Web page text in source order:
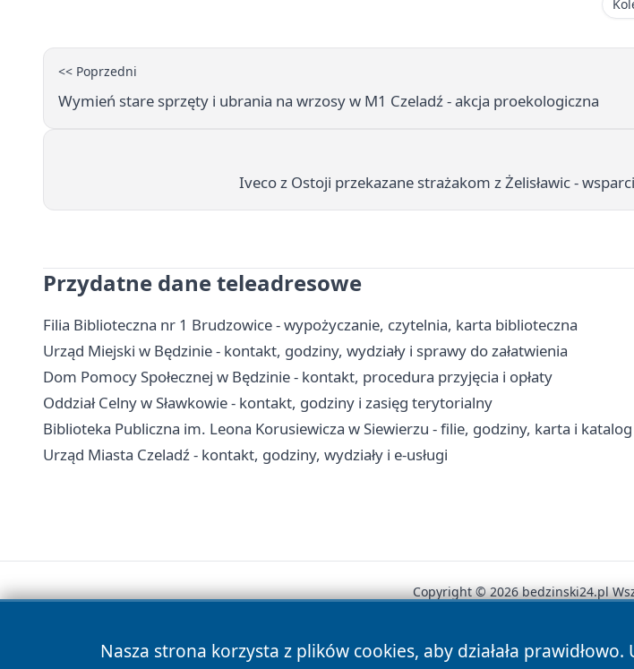
<< Poprzedni
Wymień stare sprzęty i ubrania na wrzosy w M1 Czeladź - akcja proekologiczna
Iveco z Ostoji przekazane strażakom z Żelisławic -
Przydatne dane teleadresowe
Filia Biblioteczna nr 1 Brudzowice - wypożyczanie, czytelnia, karta biblioteczna
Urząd Miejski w Będzinie - kontakt, godziny, wydziały i sprawy do załatwienia
Dom Pomocy Społecznej w Będzinie - kontakt, procedura przyjęcia i opłaty
Oddział Celny w Sławkowie - kontakt, godziny i zasięg terytorialny
Biblioteka Publiczna im. Leona Korusiewicza w Siewierzu - filie, godziny, karta i katalog
Urząd Miasta Czeladź - kontakt, godziny, wydziały i e-usługi
Nasza strona korzysta z plików cookies, aby działała
Copyright © 2026 bedzinski24.pl
News Autorzy Polityka